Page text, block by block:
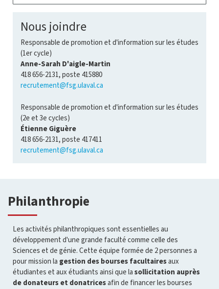
Nous joindre
Responsable de promotion et d'information sur les études
(1er cycle)
Anne-Sarah D'aigle-Martin
418 656-2131, poste 415880
recrutement@fsg.ulaval.ca
Responsable de promotion et d'information sur les études
(2e et 3e cycles)
Étienne Giguère
418 656-2131, poste 417411
recrutement@fsg.ulaval.ca
Philanthropie
Les activités philanthropiques sont essentielles au
développement d'une grande faculté comme celle des
Sciences et de génie. Cette équipe formée de 2 personnes a
pour mission la gestion des bourses facultairesaux
étudiantes et aux étudiants ainsi que la sollicitation auprès
de donateurs et donatricesafin de financer les bourses